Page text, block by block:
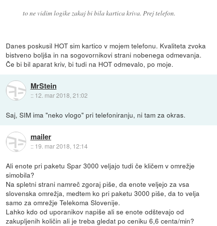
to ne vidim logike zakaj bi bila kartica kriva. Prej telefon.
Danes poskusil HOT sim kartico v mojem telefonu. Kvaliteta zvoka
bistveno boljša in na sogovornikovi strani nobenega odmevanja.
Če bi bil aparat kriv, bi tudi na HOT odmevalo, po moje.
MrStein
:: 12. mar 2018, 21:02
Saj, SIM ima "neko vlogo" pri telefoniranju, ni tam za okras.
mailer
:: 19. mar 2018, 12:14
Ali enote pri paketu Spar 3000 veljajo tudi če kličem v omrežje
simobila?
Na spletni strani namreč zgoraj piše, da enote veljejo za vsa
slovenska omrežja, medtem ko pri paketu 3000 piše, da to velja
samo za omrežje Telekoma Slovenije.
Lahko kdo od uporanikov napiše ali se enote odštevajo od
zakupljenih količin ali je treba gledat po ceniku 6,6 centa/min?